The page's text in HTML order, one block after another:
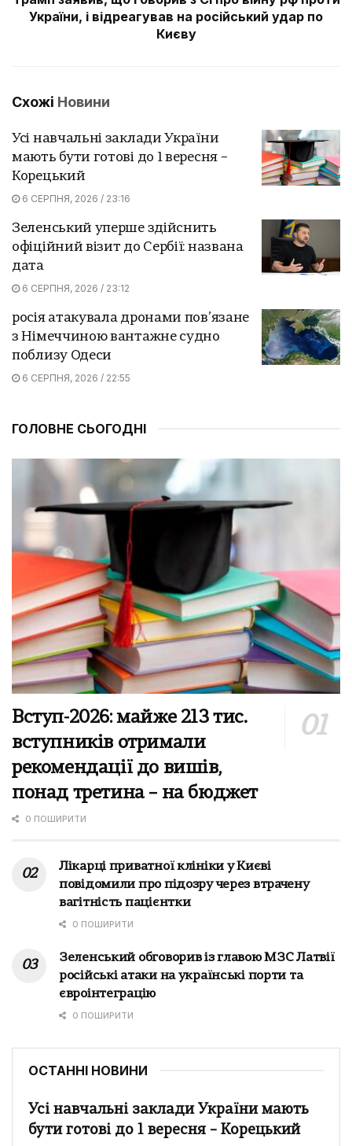
України, і відреагував на російський удар по
Києву
Схожі Новини
Усі навчальні заклади України
мають бути готові до 1 вересня –
Корецький
6 СЕРПНЯ, 2026 / 23:16
Зеленський уперше здійснить
офіційний візит до Сербії: названа
дата
6 СЕРПНЯ, 2026 / 23:12
росія атакувала дронами пов’язане
з Німеччиною вантажне судно
поблизу Одеси
6 СЕРПНЯ, 2026 / 22:55
ГОЛОВНЕ СЬОГОДНІ
Вступ-2026: майже 213 тис.
вступників отримали
рекомендації до вишів,
понад третина – на бюджет
0 ПОШИРИТИ
Лікарці приватної клініки у Києві
повідомили про підозру через втрачену
вагітність пацієнтки
0 ПОШИРИТИ
Зеленський обговорив із главою МЗС Латвії
російські атаки на українські порти та
євроінтеграцію
0 ПОШИРИТИ
ОСТАННІ НОВИНИ
Усі навчальні заклади України мають
бути готові до 1 вересня – Корецький